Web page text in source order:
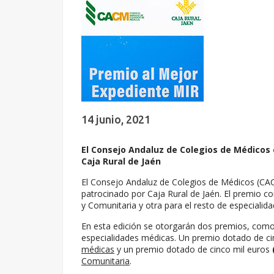
14 junio, 2021
El Consejo Andaluz de Colegios de
Caja Rural de Jaén
El Consejo Andaluz de Colegios de Médicos
patrocinado por Caja Rural de Jaén. El premio
y Comunitaria y otra para el resto de
En esta edición se otorgarán dos premios,
especialidades médicas. Un premio dotado de
médicas y un premio dotado de cinco mil euros
Comunitaria.